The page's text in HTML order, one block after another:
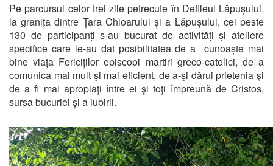
Pe parcursul celor trei zile petrecute în Defileul Lăpușului,
la granița dintre Țara Chioarului și a Lăpușului, cei peste
130 de participanți s-au bucurat de activități și ateliere
specifice care le-au dat posibilitatea de a cunoaște mai
bine viața Fericiților episcopi martiri greco-catolici, de a
comunica mai mult şi mai eficient, de a-şi dărui prietenia şi
de a fi mai apropiaţi între ei şi toţi împreună de Cristos,
sursa bucuriei și a iubirii.